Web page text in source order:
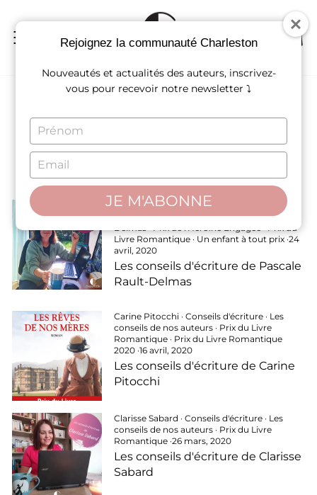
contenu
Blog
À propos de nos livres· Conseils d'écriture
Les conseils de nos auteurs·Pascale Rault-
Delmas·Prix de l'Héroïne Engagée·Prix du
Livre Romantique· Un enfant à tout prix·24
avril, 2020
Les conseils d'écriture de Pascale
Rault-Delmas
Carine Pitocchi· Conseils d'écriture· Les
conseils de nos auteurs· Prix du Livre
Romantique· Prix du Livre Romantique
2020·16 avril, 2020
Les conseils d'écriture de Carine
Pitocchi
Clarisse Sabard · Conseils d'écriture· Les
conseils de nos auteurs· Prix du Livre
Romantique·26 mars, 2020
Les conseils d'écriture de Clarisse
Sabard
Rejoignez la communauté Charleston
Nouveautés et actualités des auteurs, inscrivez-
vous pour recevoir notre newsletter ⤵
TYPE
YOUR
NAME
TYPE
YOUR
EMAIL
JE M'ABONNE